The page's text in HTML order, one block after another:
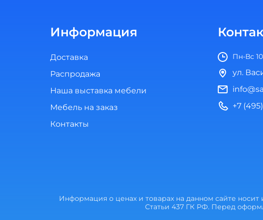
Информация
Доставка
Распродажа
Наша выставка мебели
Мебель на заказ
Контакты
Пн-Вс
ул.
+7
Информация о ценах и товарах на данном сайте
Статьи 437 ГК РФ. Перед